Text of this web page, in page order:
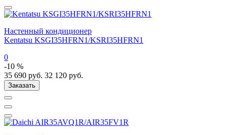
Настенный кондиционер
Kentatsu KSGI35HFRN1/KSRI35HFRN1
0
-10 %
35 690 руб. 32 120 руб.
Заказать